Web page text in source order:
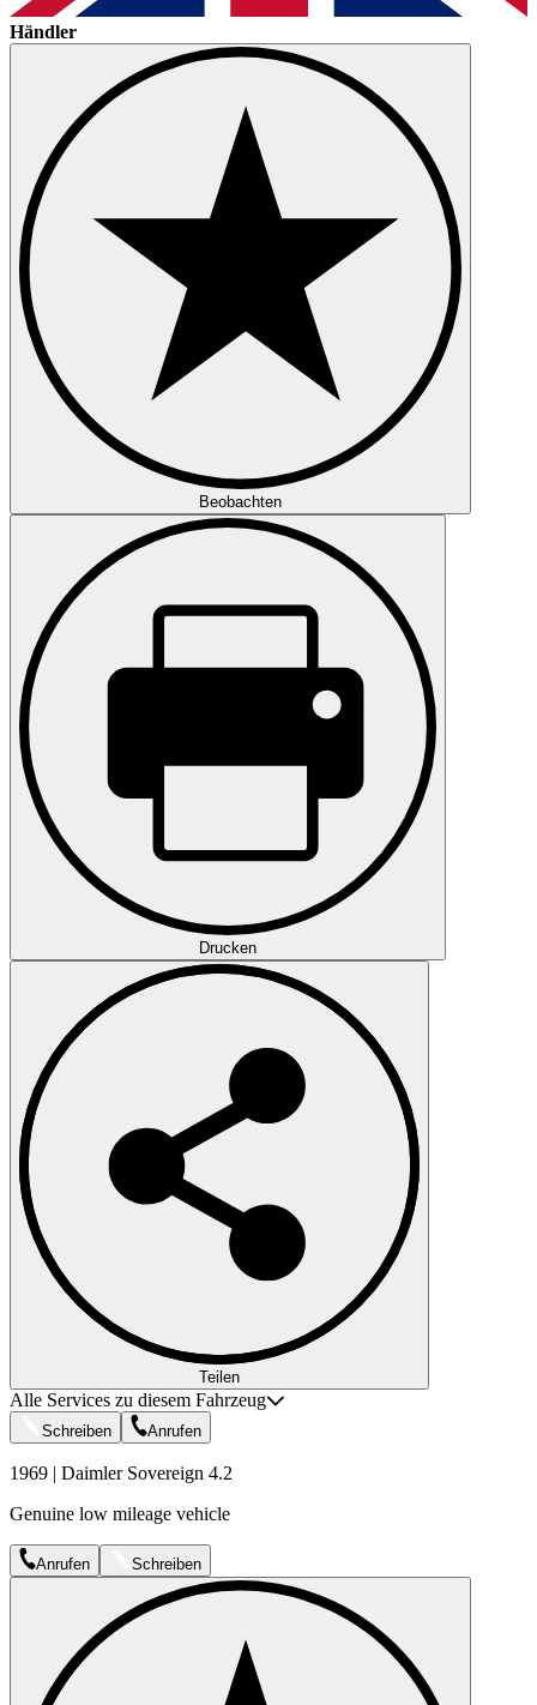
Händler
Beobachten
Drucken
Teilen
Alle Services zu diesem Fahrzeug
Schreiben Anrufen
1969 | Daimler Sovereign 4.2
Genuine low mileage vehicle
Anrufen Schreiben